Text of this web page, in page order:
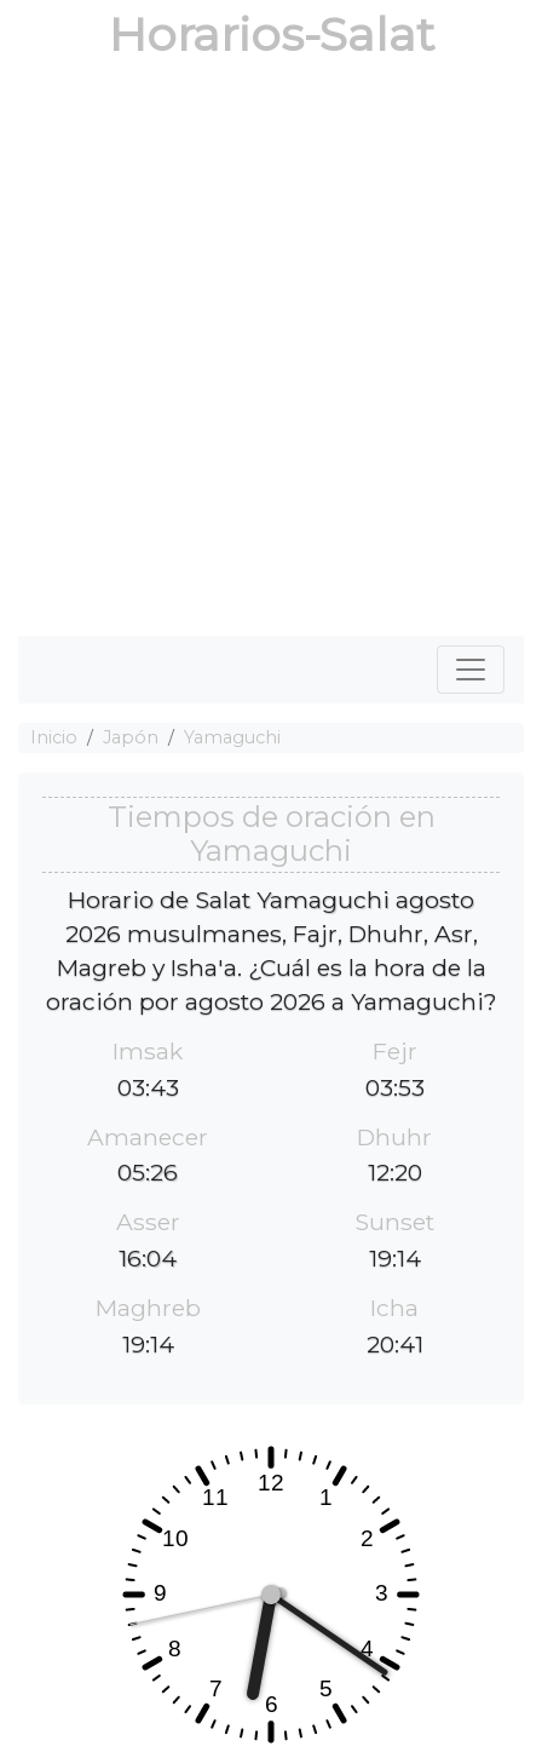
Horarios-Salat
Inicio Japón Yamaguchi
Tiempos de oración en
Yamaguchi
Horario de Salat Yamaguchi agosto
2026 musulmanes, Fajr, Dhuhr, Asr,
Magreb y Isha'a. ¿Cuál es la hora de la
oración por agosto 2026 a Yamaguchi?
Imsak
03:43
Fejr
03:53
Amanecer
05:26
Dhuhr
12:20
Asser
16:04
Sunset
19:14
Maghreb
19:14
Icha
20:41